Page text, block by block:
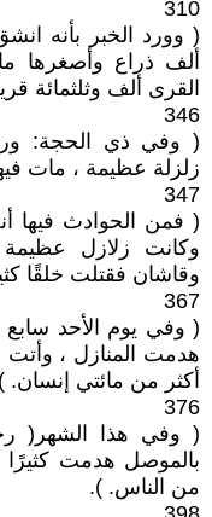
310
( وورد الخبر بأنه
ألف ذراع وأصغرها
القرى ألف وثلثمائة
346
( وفي ذي الحجة‏:‏ ورد
زلزلة عظيمة ، مات
347
( فمن الحوادث فيها
وكانت زلازل
وقاشان فقتلت خلقًا
367
( وفي يوم الأحد
هدمت المنازل ، وأتت
أكثر من مائتي إنسان. )
376
( وفي هذا الشهر(
بالموصل هدمت كثيرًا
من الناس‏. ).